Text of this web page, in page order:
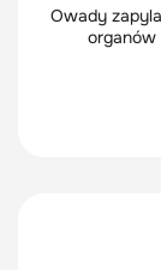
Owady
organów